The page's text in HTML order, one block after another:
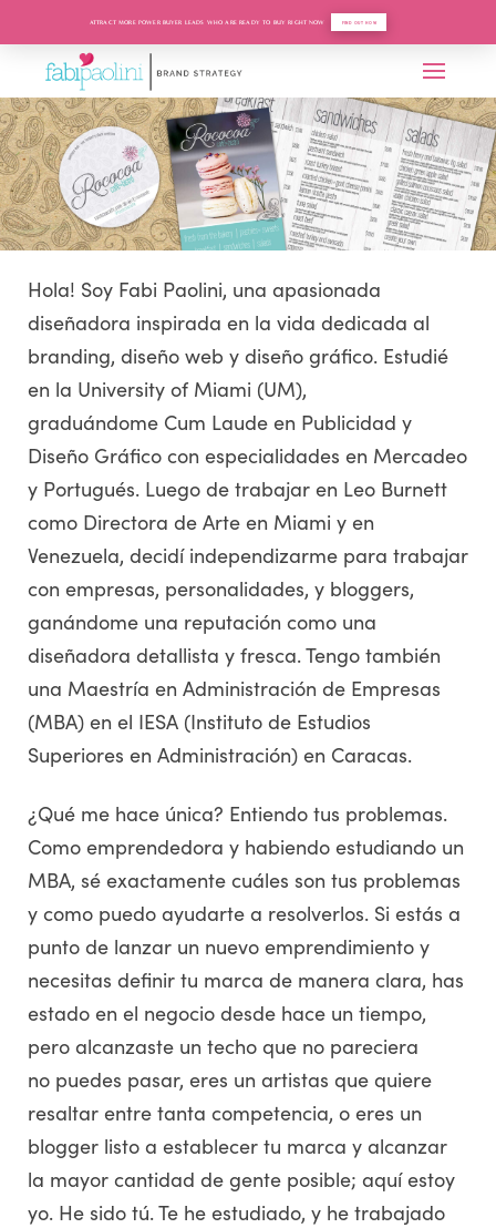
ATTRACT MORE POWER BUYER LEADS WHO ARE READY TO BUY RIGHT NOW FIND OUT HOW
Hola! Soy Fabi Paolini, una apasionada
diseñadora inspirada en la vida dedicada al
branding, diseño web y diseño gráfico. Estudié
en la University of Miami (UM),
graduándome Cum Laude en Publicidad y
Diseño Gráfico con especialidades en Mercadeo
y Portugués. Luego de trabajar en Leo Burnett
como Directora de Arte en Miami y en
Venezuela, decidí independizarme para trabajar
con empresas, personalidades, y bloggers,
ganándome una reputación como una
diseñadora detallista y fresca. Tengo también
una Maestría en Administración de Empresas
(MBA) en el IESA (Instituto de Estudios
Superiores en Administración) en Caracas.
¿Qué me hace única? Entiendo tus problemas.
Como emprendedora y habiendo estudiando un
MBA, sé exactamente cuáles son tus problemas
y como puedo ayudarte a resolverlos. Si estás a
punto de lanzar un nuevo emprendimiento y
necesitas definir tu marca de manera clara, has
estado en el negocio desde hace un tiempo,
pero alcanzaste un techo que no pareciera
no puedes pasar, eres un artistas que quiere
resaltar entre tanta competencia, o eres un
blogger listo a establecer tu marca y alcanzar
la mayor cantidad de gente posible; aquí estoy
yo. He sido tú. Te he estudiado, y he trabajado